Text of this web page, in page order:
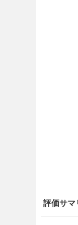
評価サマ